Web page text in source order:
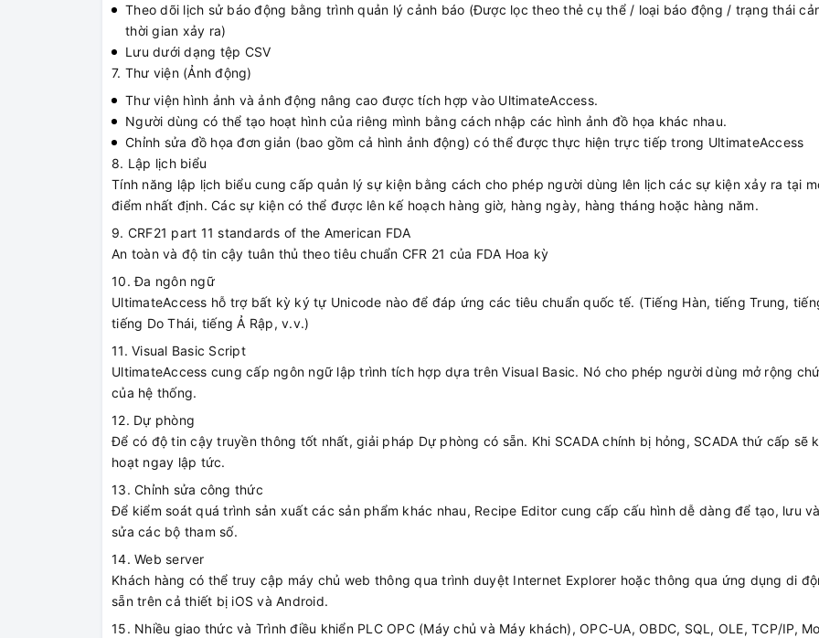
Theo dõi lịch sử báo động bằng trình quản lý cảnh báo (Được lọc theo thẻ cụ thể / loại báo động / trạng thái
thời gian xảy ra)
Lưu dưới dạng tệp CSV
7. Thư viện (Ảnh động)
Thư viện hình ảnh và ảnh động nâng cao được tích hợp vào UltimateAccess.
Người dùng có thể tạo hoạt hình của riêng mình bằng cách nhập các hình ảnh đồ họa khác nhau.
Chỉnh sửa đồ họa đơn giản (bao gồm cả hình ảnh động) có thể được thực hiện trực tiếp trong UltimateAccess
8. Lập lịch biểu
Tính năng lập lịch biểu cung cấp quản lý sự kiện bằng cách cho phép người dùng lên lịch các sự kiện xảy ra tại
điểm nhất định. Các sự kiện có thể được lên kế hoạch hàng giờ, hàng ngày, hàng tháng hoặc hàng năm.
9. CRF21 part 11 standards of the American FDA
An toàn và độ tin cậy tuân thủ theo tiêu chuẩn CFR 21 của FDA Hoa kỳ
10. Đa ngôn ngữ
UltimateAccess hỗ trợ bất kỳ ký tự Unicode nào để đáp ứng các tiêu chuẩn quốc tế. (Tiếng Hàn, tiếng Trung,
tiếng Do Thái, tiếng Ả Rập, v.v.)
11. Visual Basic Script
UltimateAccess cung cấp ngôn ngữ lập trình tích hợp dựa trên Visual Basic. Nó cho phép người dùng mở rộng
của hệ thống.
12. Dự phòng
Để có độ tin cậy truyền thông tốt nhất, giải pháp Dự phòng có sẵn. Khi SCADA chính bị hỏng, SCADA thứ cấp sẽ
hoạt ngay lập tức.
13. Chỉnh sửa công thức
Để kiểm soát quá trình sản xuất các sản phẩm khác nhau, Recipe Editor cung cấp cấu hình dễ dàng để tạo, lưu
sửa các bộ tham số.
14. Web server
Khách hàng có thể truy cập máy chủ web thông qua trình duyệt Internet Explorer hoặc thông qua ứng dụng di
sẵn trên cả thiết bị iOS và Android.
15. Nhiều giao thức và Trình điều khiển PLC OPC (Máy chủ và Máy khách), OPC-UA, OBDC, SQL, OLE, TCP/IP,